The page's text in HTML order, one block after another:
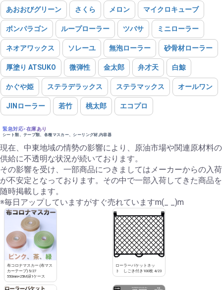
あおおびグリーン さくら メロン マイクロキューブ
ボンパラゴン ループローラー ツバサ ミニローラー
ネオアワックス ソレーユ 無泡ローラー 砂骨材ローラー
厚塗り ATSUKO 微弾性 金太郎 弁才天 白鯨
かぐや姫 ステラデラックス ステラマックス オールワン
JINローラー 若竹 桃太郎 エコプロ
緊急対応-在庫あり
シート類、テープ類、各種マスカー、シーリング材,内容器
現在、中東地域の情勢の影響により、原油市場や関連原材料の
供給に不透明な状況が続いております。
その影響を受け、一部商品につきましてはメーカーからの入荷
が不安定となっております。その中で一部入荷してきた商品を
随時掲載します。
※毎日アップしていますがすぐ売れていますm(_ _)m
布コロナマスカー (布マス
カーテープ) 5/27
550mm×25M緑1ケース
ローラーバケットネッ
ト しごき付き100枚 4/23